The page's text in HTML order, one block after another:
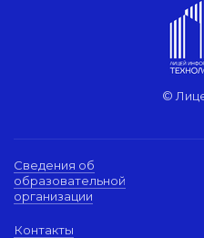
©
Сведения об
образовательной
организации
Контакты